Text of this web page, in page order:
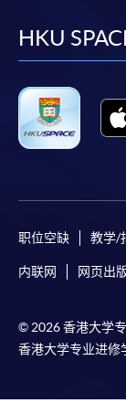
HKU
职位空缺 教学/
内联网 网页出
© 2026 香港大学
香港大学专业进修